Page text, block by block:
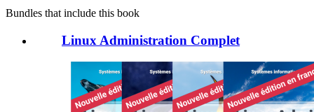
Bundles that include this book
Linux Administration Complet